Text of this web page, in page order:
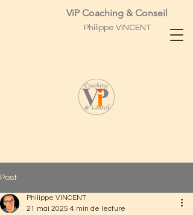
ViP Coaching & Conseil
Philippe VINCENT
Post
Philippe VINCENT
21 mai 2025 4 min de lecture